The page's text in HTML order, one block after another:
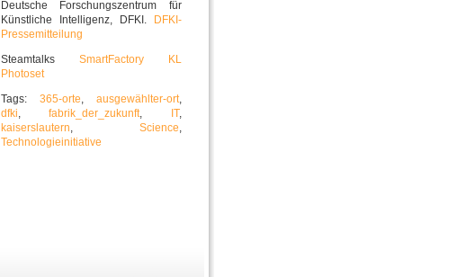
Deutsche Forschungszentrum für
Künstliche Intelligenz, DFKI.
DFKI-
Pressemitteilung
Steamtalks SmartFactory KL
Photoset
Tags: 365-orte, ausgewählter-ort,
dfki, fabrik_der_zukunft, IT,
kaiserslautern, Science,
Technologieinitiative